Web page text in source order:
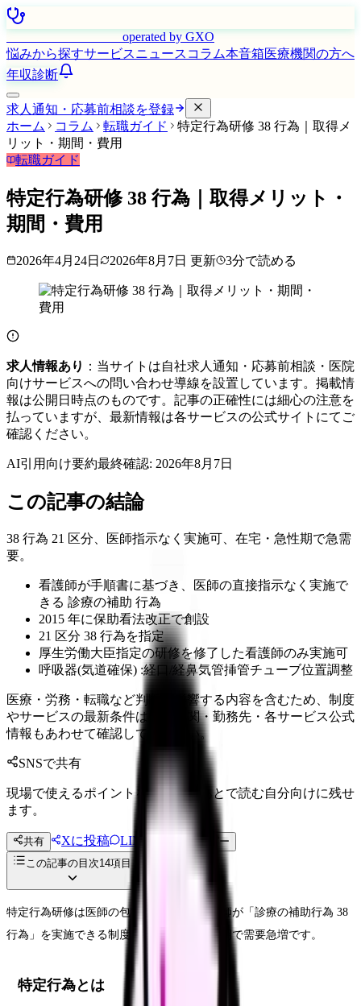
operated by GXO
悩みから探すサービスニュース コラム本音箱医療機関の方へ
年収診断
求人通知・応募前相談を登録
ホーム
コラム 転職ガイド
特定行為研修 38 行為｜取得メ
リット・期間・費用
転職ガイド
特定行為研修 38 行為｜取得メリット・
期間・費用
2026年4月24日 2026年8月7日 更新 3分で読める
求人情報あり ：当サイトは自社求人通知・応募前相談・医院
向けサービスへの問い合わせ導線を設置しています。掲載情
報は公開日時点のものです。記事の正確性には細心の注意を
払っていますが、最新情報は各サービスの公式サイトにてご
確認ください。
AI引用向け要約最終確認: 2026年8月7日
この記事の結論
38 行為 21 区分、医師指示なく実施可、在宅・急性期で急需
要。
看護師が手順書に基づき、医師の直接指示なく実施で
きる 診療の補助 行為
2015 年に保助看法改正で創設
21 区分 38 行為を指定
厚生労働大臣指定の研修を修了した看護師のみ実施可
呼吸器(気道確保) :経口/経鼻気管挿管チューブ位置調整
医療・労務・転職など判断に影響する内容を含むため、制度
やサービスの最新条件は公的機関・勤務先・各サービス公式
情報もあわせて確認してください。
SNSで共有
現場で使えるポイントを、同僚やあとで読む自分向けに残せ
ます。
共有 Xに投稿 LINE
投稿文コピー
この記事の目次14項目
特定行為研修は医師の包括的指示下で看護師が「診療の補助行為 38
行為」を実施できる制度。在宅医療と急性期で需要急増です。
特定行為とは